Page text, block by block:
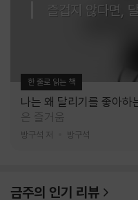
즐겁지 않다면,
한 줄로 읽는 책
나는 왜 달리기를 좋아하
은 즐거움
방구석 저 방구석
금주의 인기 리뷰